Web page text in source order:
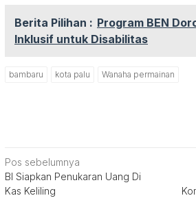
Berita Pilihan : Program BEN
Inklusif untuk Disabilitas
bambaru kota palu Wanaha permainan
Navigasi
pos
Pos sebelumnya
BI Siapkan Penukaran Uang Di
Kas Keliling